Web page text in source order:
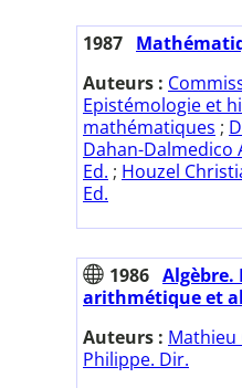
1987
Auteurs :
Epistémologie et
mathématiques ;
Dahan-Dalmedico
Ed. ; Houzel
Ed.
1986 Algèbre.
arithmétique et
Auteurs : Mathieu
Philippe. Dir.